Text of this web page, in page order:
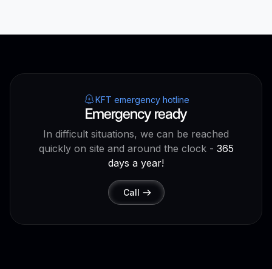
KFT emergency hotline
Emergency ready
In difficult situations, we can be reached
quickly on site and around the clock - 365
days a year!
Call